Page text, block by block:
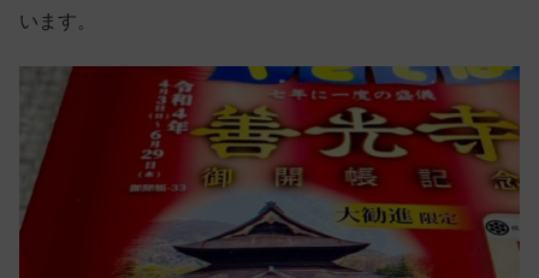
います。